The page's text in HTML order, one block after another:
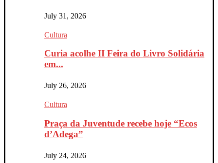
July 31, 2026
Cultura
Curia acolhe II Feira do Livro Solidária
em...
July 26, 2026
Cultura
Praça da Juventude recebe hoje “Ecos
d’Adega”
July 24, 2026